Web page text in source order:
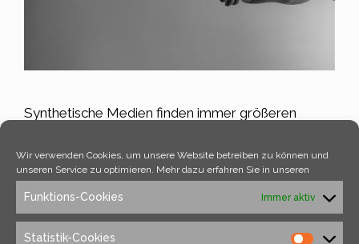
Wir verwenden Cookies, um unsere Website betreiben zu können und
unseren Service zu optimieren. Mehr dazu erfahren Sie in unseren
Funktions-Cookies Immer aktiv
Statistik-Cookies
Synthetische Medien finden immer größeren
sogar, sie wären die nächste Form nach den
klassischen und neuen Medien, wie wir sie kennen.
Doch was bedeutet das und warum spielt das
Metaverse dabei eine große Rolle? „President
Trump is a total and complete dipshit” – mit diesem